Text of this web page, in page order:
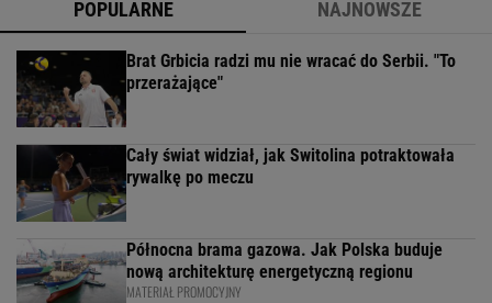
POPULARNE NAJNOWSZE
Brat Grbicia radzi mu nie wracać do Serbii. "To
przerażające"
Cały świat widział, jak Switolina potraktowała
rywalkę po meczu
Północna brama gazowa. Jak Polska buduje
nową architekturę energetyczną regionu
MATERIAŁ PROMOCYJNY